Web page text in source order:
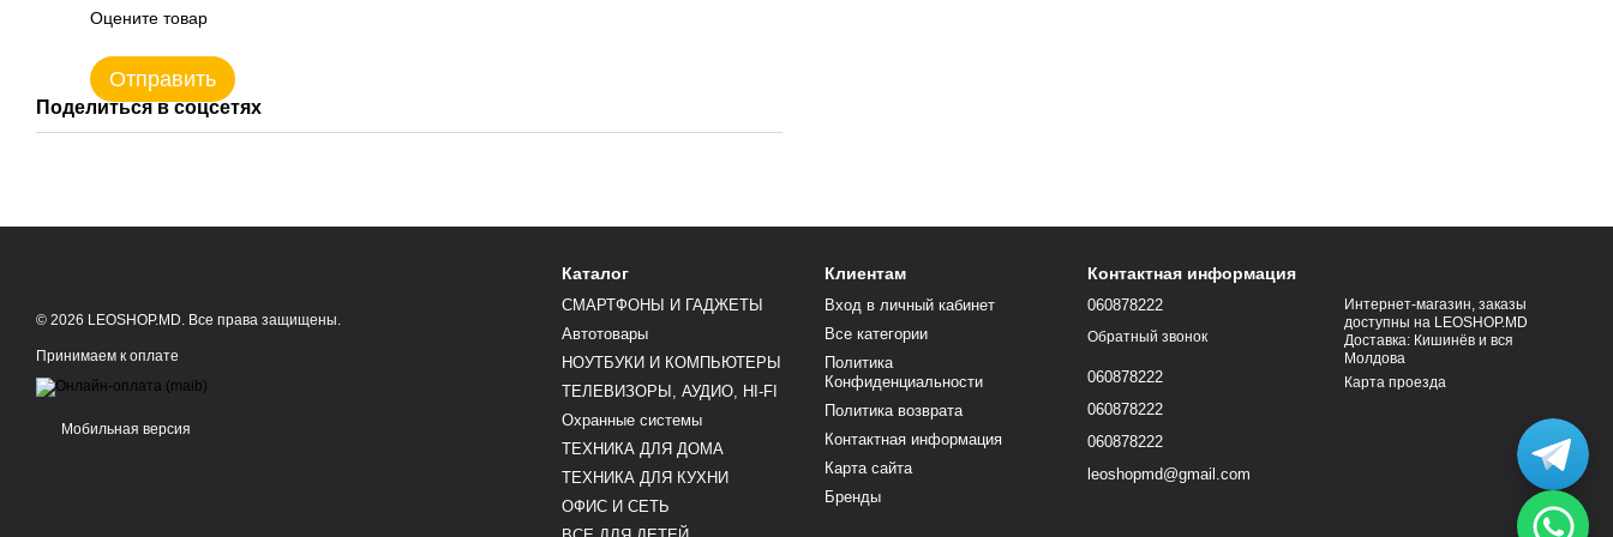
Оцените товар
Отправить
Поделиться в соцсетях
© 2026 LEOSHOP.MD. Все права защищены.
Принимаем к оплате
Мобильная версия
Каталог
СМАРТФОНЫ И ГАДЖЕТЫ
Автотовары
НОУТБУКИ И КОМПЬЮТЕРЫ
ТЕЛЕВИЗОРЫ, АУДИО, HI-FI
Охранные системы
ТЕХНИКА ДЛЯ ДОМА
ТЕХНИКА ДЛЯ КУХНИ
ОФИС И СЕТЬ
Клиентам
Вход в личный кабинет
Все категории
Политика
Конфиденциальности
Политика возврата
Контактная информация
Карта сайта
Бренды
Контактная информация
060878222
Обратный звонок
060878222
060878222
060878222
leoshopmd@gmail.com
Интернет-магазин, заказы
доступны на LEOSHOP.MD
Доставка: Кишинёв и вся
Молдова
Карта проезда